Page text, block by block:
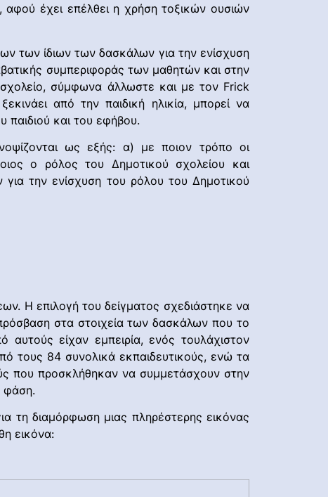
έχει επέλθει η χρήση τοξικών ουσιών
των ίδιων των δασκάλων για την ενίσχυση
συμπεριφοράς των μαθητών και στην
σύμφωνα άλλωστε και με τον Frick
από την παιδική ηλικία, μπορεί να
και του εφήβου.
ως εξής: α) με ποιον τρόπο οι
ο ρόλος του Δημοτικού σχολείου και
την ενίσχυση του ρόλου του Δημοτικού
Η επιλογή του δείγματος σχεδιάστηκε να
στα στοιχεία των δασκάλων που το
είχαν εμπειρία, ενός τουλάχιστον
τους 84 συνολικά εκπαιδευτικούς, ενώ τα
που προσκλήθηκαν να συμμετάσχουν στην
φάση.
τη διαμόρφωση μιας πληρέστερης εικόνας
εικόνα: